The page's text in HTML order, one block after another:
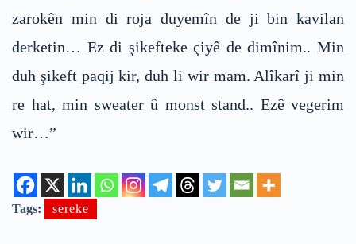
zarokên min di roja duyemîn de ji bin kavilan
derketin… Ez di şikefteke çiyê de dimînim.. Min
duh şikeft paqij kir, duh li wir mam. Alîkarî ji min
re hat, min sweater û monst stand.. Ezê vegerim
wir…”
Tags: sereke